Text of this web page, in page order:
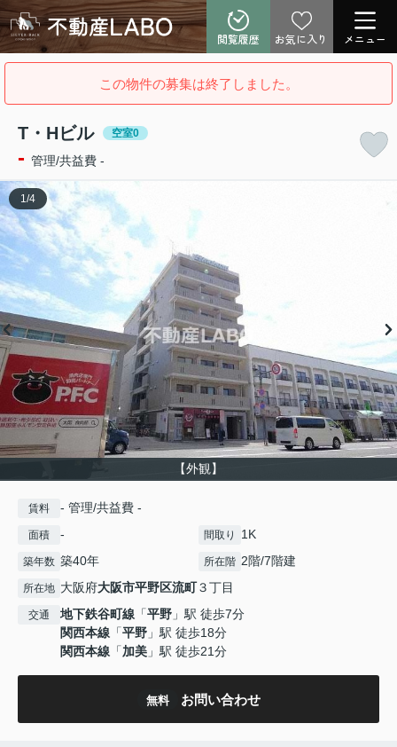
閲覧履歴 お気に入り メニュー
この物件の募集は終了しました。
T・Hビル 空室0
- 管理/共益費 -
【外観】
1 /4
賃料 - 管理/共益費 -
面積 - 間取り 1K
築年数 築40年 所在階 2階/7階建
所在地 大阪府大阪市平野区流町３丁目
交通 地下鉄谷町線 「平野 」駅 徒歩7分
関西本線 「平野 」駅 徒歩18分
関西本線 「加美 」駅 徒歩21分
無料 お問い合わせ